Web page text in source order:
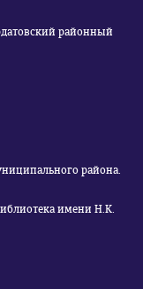
района.
имени Н.К.